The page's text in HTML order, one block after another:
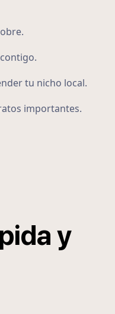
tu nicho local.
importantes.
pida y